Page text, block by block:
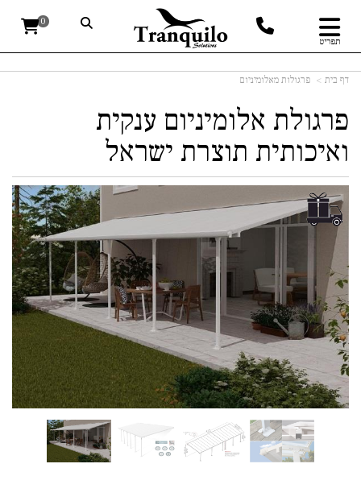
תפריט
0
דף בית פרגולות מאלומיניום
פרגולת אלומיניום ענקית
ואיכותית תוצרת ישראל